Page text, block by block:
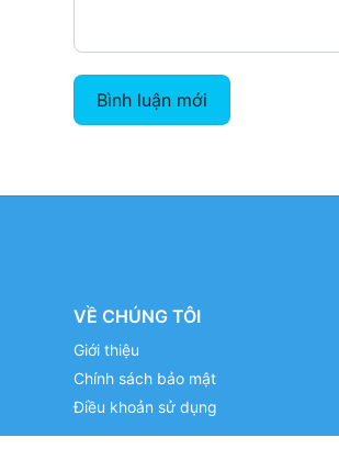
Bình luận mới
VỀ CHÚNG TÔI
Giới thiệu
Chính sách bảo mật
Điều khoản sử dụng